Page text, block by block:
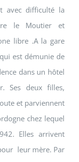
avec difficulté la
le Moutier et
libre .A la gare
est démunie de
dans un hôtel
Ses deux filles,
et parviennent
chez lequel
Elles arrivent
leur mère. Par